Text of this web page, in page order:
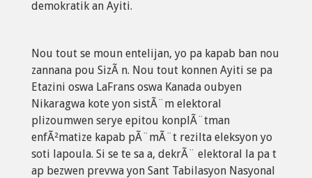
demokratik an Ayiti.
Nou tout se moun entelijan, yo pa kapab ban nou
zannana pou SizÃ n. Nou tout konnen Ayiti se pa
Etazini oswa LaFrans oswa Kanada oubyen
Nikaragwa kote yon sistÃ¨m elektoral
plizoumwen serye epitou konplÃ¨tman
enfÃ²matize kapab pÃ¨mÃ¨t rezilta eleksyon yo
soti lapoula. Si se te sa a, dekrÃ¨ elektoral la pa t
ap bezwen prevwa yon Sant Tabilasyon Nasyonal